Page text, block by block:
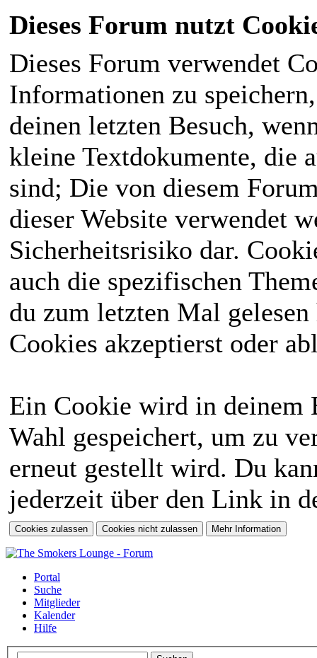
Dieses Forum nutzt
Dieses Forum verwendet
Informationen zu
deinen letzten Besuch,
kleine Textdokumente, die
sind; Die von diesem
dieser Website verwendet
Sicherheitsrisiko dar.
auch die spezifischen
du zum letzten Mal
Cookies akzeptierst oder
Ein Cookie wird in deinem
Wahl gespeichert, um zu
erneut gestellt wird. Du
jederzeit über den Link in
Portal
Suche
Mitglieder
Kalender
Hilfe